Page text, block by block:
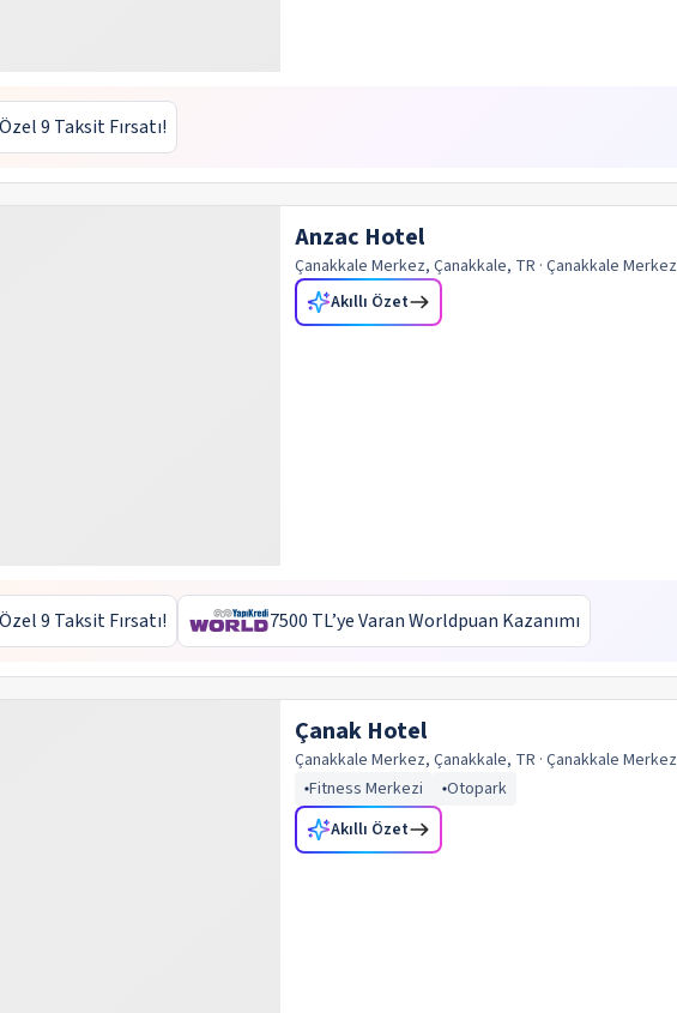
Özel 9 Taksit Fırsatı!
Anzac Hotel
Çanakkale Merkez, Çanakkale, TR · Çanakkale Merkez
Akıllı Özet
Özel 9 Taksit Fırsatı! 7500 TL’ye Varan Worldpuan Kazanımı
Çanak Hotel
Çanakkale Merkez, Çanakkale, TR · Çanakkale Merkez
Fitness Merkezi
Otopark
Akıllı Özet